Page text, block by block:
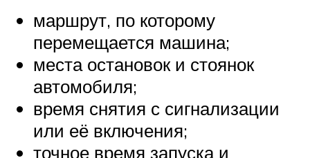
маршрут, по которому
перемещается машина;
места остановок и стоянок
автомобиля;
время снятия с сигнализации
или её включения;
точное время запуска и